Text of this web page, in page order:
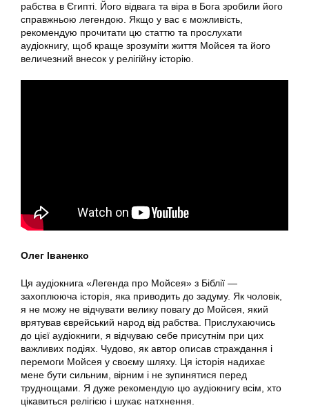
рабства в Єгипті. Його відвага та віра в Бога зробили його
справжньою легендою. Якщо у вас є можливість,
рекомендую прочитати цю статтю та прослухати
аудіокнигу, щоб краще зрозуміти життя Мойсея та його
величезний внесок у релігійну історію.
Олег Іваненко
Ця аудіокнига «Легенда про Мойсея» з Біблії —
захоплююча історія, яка приводить до задуму. Як чоловік,
я не можу не відчувати велику повагу до Мойсея, який
врятував єврейський народ від рабства. Прислухаючись
до цієї аудіокниги, я відчуваю себе присутнім при цих
важливих подіях. Чудово, як автор описав страждання і
перемоги Мойсея у своєму шляху. Ця історія надихає
мене бути сильним, вірним і не зупинятися перед
труднощами. Я дуже рекомендую цю аудіокнигу всім, хто
цікавиться релігією і шукає натхнення.